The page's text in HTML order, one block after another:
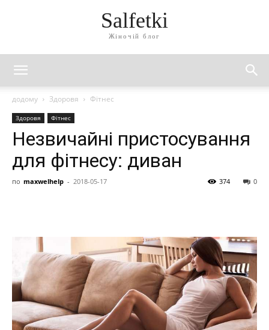
Salfetki
Жіночій блог
додому Здоровя Фітнес
Здоровя Фітнес
Незвичайні пристосування
для фітнесу: диван
по maxwelhelp - 2018-05-17 0
374